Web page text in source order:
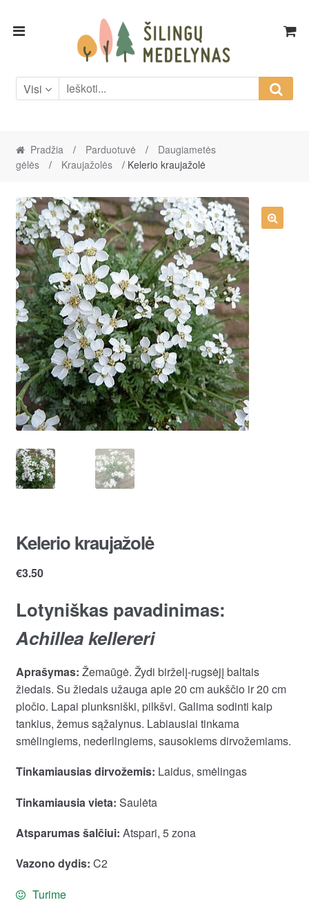
Skip
Skip
Visi
Pradžia / Parduotuvė /
Daugiametės
gėlės
/ Kraujažolės / Kelerio kraujažolė
Kelerio kraujažolė
€3.50
Lotyniškas pavadinimas:
Achillea kellereri
Aprašymas: Žemaūgė. Žydi birželį-rugsėjį baltais
žiedais. Su žiedais užauga apie 20 cm aukščio ir 20 cm
pločio. Lapai plunksniški, pilkšvi. Galima sodinti kaip
tankius, žemus sąžalynus. Labiausiai tinkama
smėlingiems, nederlingiems, sausokiems dirvožemiams.
Tinkamiausias dirvožemis: Laidus, smėlingas
Tinkamiausia vieta: Saulėta
Atsparumas šalčiui: Atspari, 5 zona
Vazono dydis: C2
Turime